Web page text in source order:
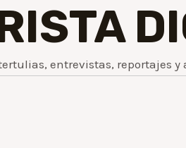
entrevistas, reportajes y